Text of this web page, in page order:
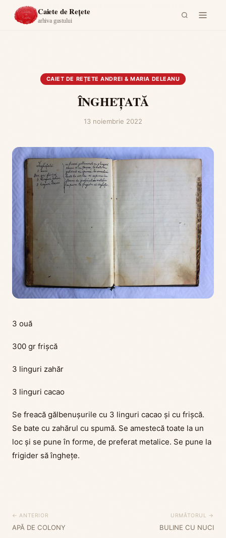
Caiete de Rețete
arhiva gustului
Acasă ›
CAIET DE REȚETE ANDREI & MARIA DELEANU
ÎNGHEŢATĂ
13 noiembrie 2022
3 ouă
300 gr frișcă
3 linguri zahăr
3 linguri cacao
Se freacă gălbenușurile cu 3 linguri cacao și cu frișcă.
Se bate cu zahărul cu spumă. Se amestecă toate la un
loc și se pune în forme, de preferat metalice. Se pune la
frigider să înghețe.
← ANTERIOR
APĂ DE COLONY
URMĂTORUL →
BULINE CU NUCI